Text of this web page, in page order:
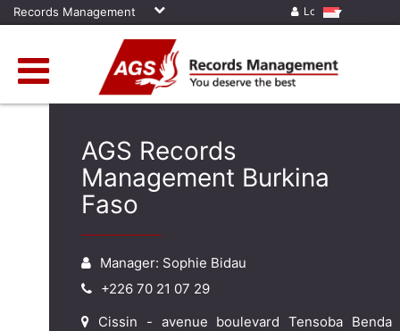
Records Management Log in
AGS Records
Management Burkina
Faso
Manager: Sophie Bidau
+226 70 21 07 29
Cissin - avenue boulevard Tensoba Benda